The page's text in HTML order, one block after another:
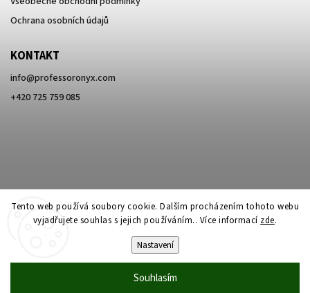
Tento web používá soubory cookie. Dalším procházením tohoto webu
vyjadřujete souhlas s jejich používáním.. Více informací zde.
Nastavení
Souhlasím
Ochrana osobních údajů
KONTAKT
info@professoronyx.com
+420 725 759 085
Professor Onyx. Všechna práva vyhrazena.